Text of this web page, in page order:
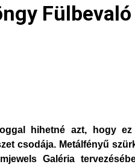
Fülbevaló
hihetné azt, hogy
csodája. Metálfényű
Galéria